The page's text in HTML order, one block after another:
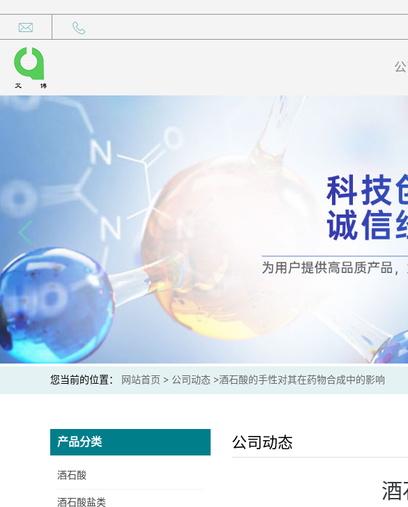
您当前的位置： 网站首页 > 公司动态 >酒石酸的手性对其在药物合成中的影响
产品分类
酒石酸
酒石酸盐类
出口商检通关单 价格实惠
公司动态
酒